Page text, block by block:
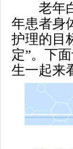
老年白
年患者身
护理的目
定”。下
生一起来